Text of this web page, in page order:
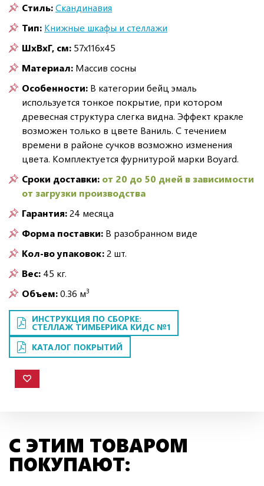
Стиль:Скандинавия
Тип: Книжные шкафы и стеллажи
ШxВxГ, см: 57x116x45
Материал: Массив сосны
Особенности: В категории бейц эмаль
используется тонкое покрытие, при котором
древесная структура слегка видна. Эффект кракле
возможен только в цвете Ваниль. С течением
времени в районе сучков возможно изменения
цвета. Комплектуется фурнитурой марки Boyard.
Сроки доставки: от 20 до 50 дней в зависимости
от загрузки производства
Гарантия:24 месяца
Форма поставки: В разобранном виде
Кол-во упаковок:2 шт.
Вес: 45 кг.
Объем:0.36 м3
ИНСТРУКЦИЯ ПО СБОРКЕ:
СТЕЛЛАЖ ТИМБЕРИКА КИДС №1
КАТАЛОГ ПОКРЫТИЙ
С ЭТИМ ТОВАРОМ
ПОКУПАЮТ: